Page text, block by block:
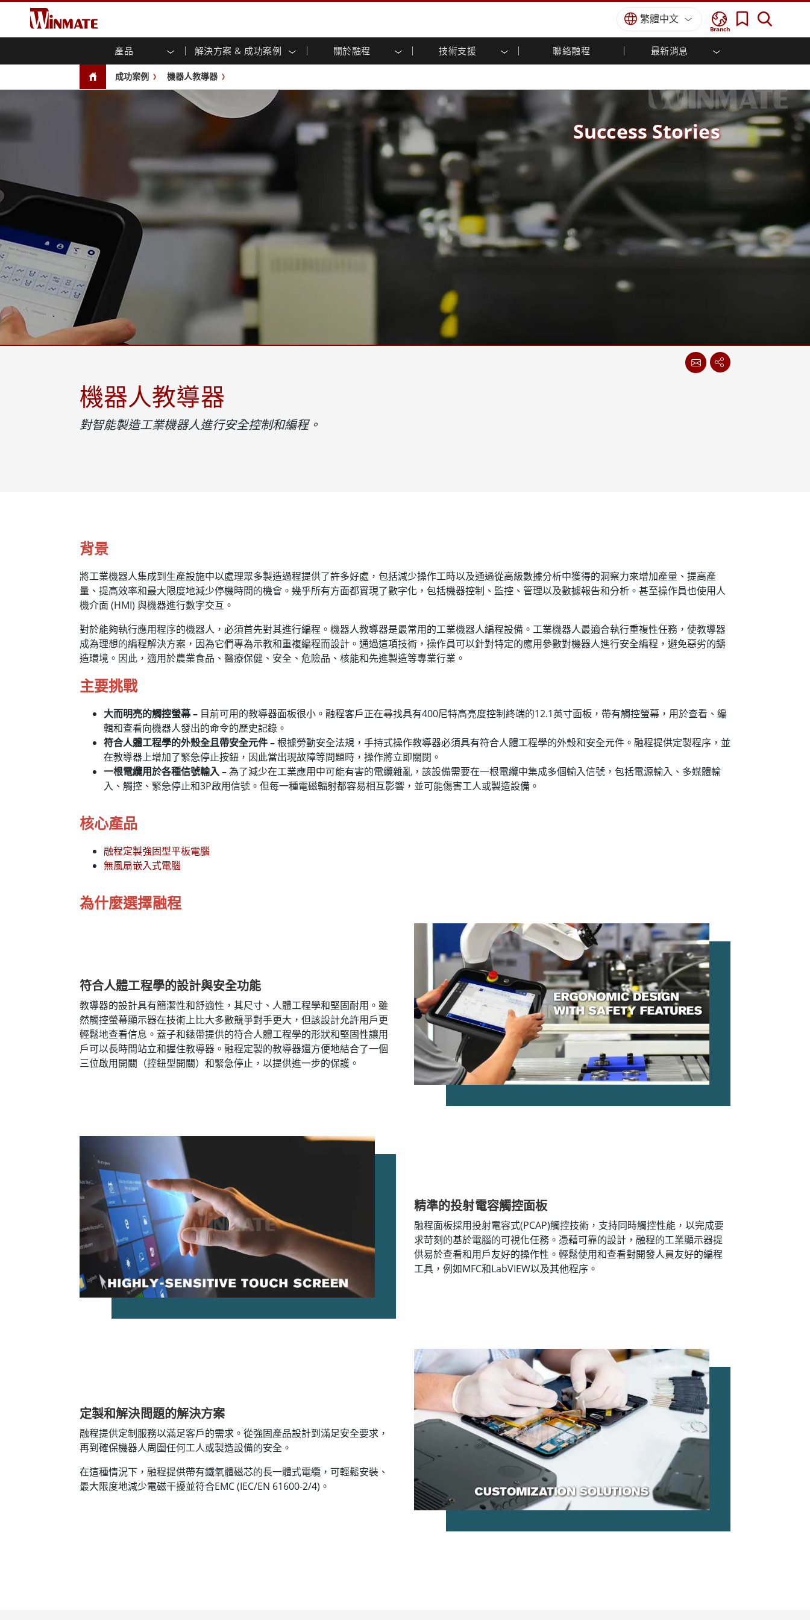
Branch
繁體中文
產品 解決方案 & 成功案例 關於融程 技術支援 聯絡融程 最新消息
企業移動通訊電腦
強固觸控筆記型電腦
超強固型平板電腦
多點觸控 (投射電
開放式架構
前面板IP65
PoE觸控
不銹鋼系列
戶外顯示器
G-WIN系列 / IP67
工業防爆等级
人機介面 (投射電容觸控)
工業電腦 (投射電容觸控)
工業電腦 (電阻觸控)
不銹鋼系列
G-WIN系列 / IP67設計
防爆等级
長條形數位電子看板
邊緣運算人工智慧工業電腦
國防等級強固觸控筆記型電腦
國防等級強固型平板電腦
國防等級超強固型平板電腦
國防等級工業電腦
國防等級顯示器 / NVIS 顯示器
國防等級伺服器
地面控制站
車載電腦
Windows車載電腦
Android車載電腦
車載平板電腦
嵌入式解決方案
嵌入式電腦 / IP65 防水強固型電腦
工業物聯網閘道器
醫管等級
醫管等級強固型平板電腦
醫管等級工業電腦
醫管等級顯示器
船舶等級
船舶等級工業電腦
船舶等級顯示器
船舶等級嵌入式電腦
強固型機器人控制器
邊緣運算人工智慧移動電腦
機器人控制器
ATEX等級強固型平板電腦
More
人工智慧電腦
邊緣運算人工智慧移動電腦
邊緣運算人工智慧工業電腦
邊緣運算人工智慧嵌入式電腦
不鏽鋼等級
強固型機器人控制器
農業機械解決方案
交通運輸解決方案 食品藥廠解決方案
船舶解決方案
工業物聯網解決方案 倉儲物流解決方案
軍事國防解決方案
智慧型機器人系統解決方案 衛生保健解決方案
綠能減碳解決方案
自助服務亭解決方案
政府解决方案 重工業解決方案
金屬和採礦解決方案
智慧充電站解决方案
成功案例
關於融程
保證聲明
行銷入口網站
文件共享
最新產品
展會活動
Youtube頻道 虛擬實境展會
專業認證／符合標準
部落格
成功案例 機器人教導器
Success Stories
機器人教導器
對智能製造工業機器人進行安全控制和編程。
背景
將工業機器人集成到生產設施中以處理眾多製造過程提供了許多好處，包括減少操作工時以及通過從高級數據分析中獲得的洞察力來增加產量、提高產
量、提高效率和最大限度地減少停機時間的機會。幾乎所有方面都實現了數字化，包括機器控制、監控、管理以及數據報告和分析。甚至操作員也使用人
機介面 (HMI) 與機器進行數字交互。
對於能夠執行應用程序的機器人，必須首先對其進行編程。機器人教導器是最常用的工業機器人編程設備。工業機器人最適合執行重複性任務，使教導器
成為理想的編程解決方案，因為它們專為示教和重複編程而設計。通過這項技術，操作員可以針對特定的應用參數對機器人進行安全編程，避免惡劣的鑄
造環境。因此，適用於農業食品、醫療保健、安全、危險品、核能和先進製造等專業行業。
主要挑戰
大而明亮的觸控螢幕 – 目前可用的教導器面板很小。融程客戶正在尋找具有400尼特高亮度控制終端的12.1英寸面板，帶有觸控螢幕，用於查看、編
輯和查看向機器人發出的命令的歷史記錄。
符合人體工程學的外殼全且帶安全元件 –根據勞動安全法規，手持式操作教導器必須具有符合人體工程學的外殼和安全元件。融程提供定製程序，並
在教導器上增加了緊急停止按鈕，因此當出現故障等問題時，操作將立即關閉。
一根電纜用於各種信號輸入 –為了減少在工業應用中可能有害的電纜雜亂，該設備需要在一根電纜中集成多個輸入信號，包括電源輸入、多媒體輸
入、觸控、緊急停止和3P啟用信號。但每一種電磁輻射都容易相互影響，並可能傷害工人或製造設備。
核心產品
融程定製強固型平板電腦
無風扇嵌入式電腦
為什麼選擇融程
符合人體工程學的設計與安全功能
教導器的設計具有簡潔性和舒適性，其尺寸、人體工程學和堅固耐用。雖
然觸控螢幕顯示器在技術上比大多數競爭對手更大，但該設計允許用戶更
輕鬆地查看信息。蓋子和錶帶提供的符合人體工程學的形狀和堅固性讓用
戶可以長時間站立和握住教導器。融程定製的教導器還方便地結合了一個
三位啟用開關（控鈕型開關）和緊急停止，以提供進一步的保護。
精準的投射電容觸控面板
融程面板採用投射電容式(PCAP)觸控技術，支持同時觸控性能，以完成要
求苛刻的基於電腦的可視化任務。憑藉可靠的設計，融程的工業顯示器提
供易於查看和用戶友好的操作性。輕鬆使用和查看對開發人員友好的編程
工具，例如MFC和LabVIEW以及其他程序。
定製和解決問題的解決方案
融程提供定制服務以滿足客戶的需求。從強固產品設計到滿足安全要求，
再到確保機器人周圍任何工人或製造設備的安全。
在這種情況下，融程提供帶有鐵氧體磁芯的長一體式電纜，可輕鬆安裝、
最大限度地減少電磁干擾並符合EMC (IEC/EN 61600-2/4)。